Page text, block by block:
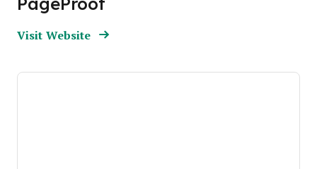
PageProof
Visit WebsiteOpens New Window